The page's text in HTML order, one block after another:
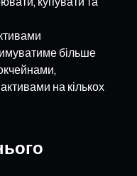
більше
на кількох